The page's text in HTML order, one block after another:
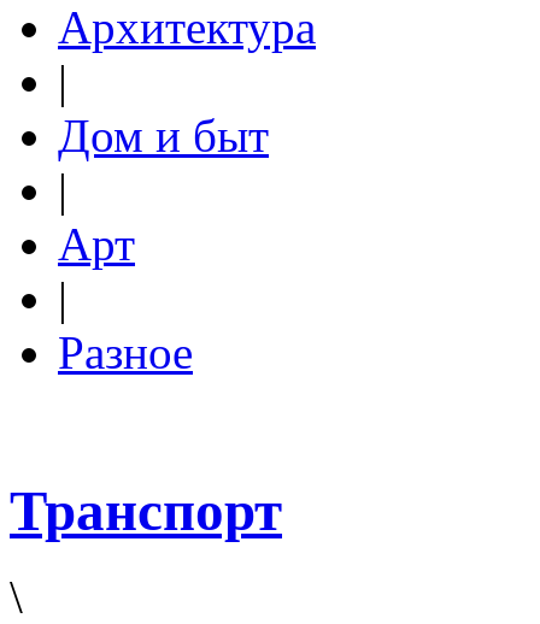
Архитектура
|
Дом и быт
|
Арт
|
Разное
Транспорт
\